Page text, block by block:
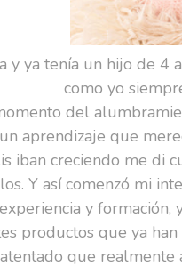
y ya tenía un hijo de 4
como yo
del
aprendizaje que
iban creciendo me di
Y así comenzó mi
y
productos que ya
que realmente